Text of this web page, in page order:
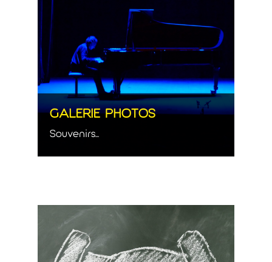
GALERIE PHOTOS
Souvenirs...